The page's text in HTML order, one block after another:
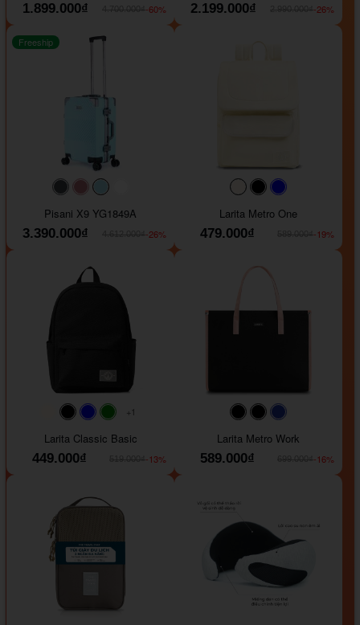
1.899.000₫
-60%
2.199.000₫
-26%
#40454a#b76e79
#9ad8e7
Freeship
Pisani X9 YG1849A
3.390.000₫
-26%
#faf0e6#000000
Larita Metro One
479.000₫
-19%
#faf0e6
#000000#0000FF#008000
+1
Larita Classic Basic
449.000₫
-13%
#000000#000000
Larita Metro Work
589.000₫
-16%